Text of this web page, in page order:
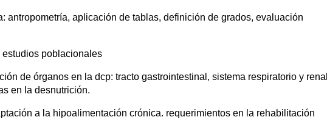
aplicación de tablas, definición de grados, evaluación
poblacionales
de órganos en la dcp: tracto gastrointestinal, sistema respiratorio y
en la desnutrición.
a la hipoalimentación crónica. requerimientos en la rehabilitación